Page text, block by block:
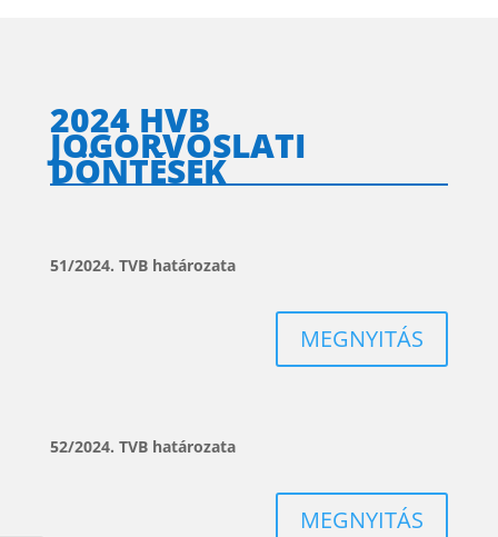
2024 HVB
JOGORVOSLATI
DÖNTÉSEK
51/2024. TVB határozata
MEGNYITÁS
52/2024. TVB határozata
MEGNYITÁS